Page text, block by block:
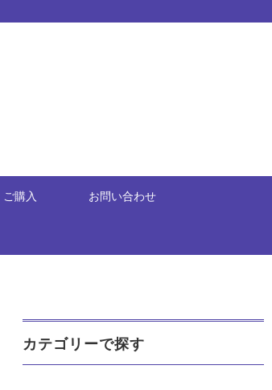
ご購入 お問い合わせ
カテゴリーで探す